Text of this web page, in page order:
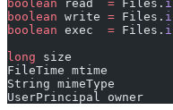
boolean read = Files.
boolean write = Files.
boolean exec = Files.
long
FileTime
String
UserPrincipal